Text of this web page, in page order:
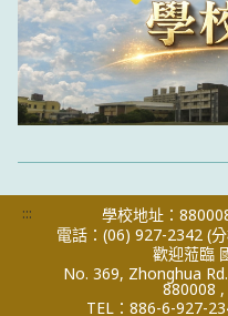
:::
學校地址：
電話：(06) 927-2342 (
歡迎蒞臨
No. 369, Zhonghua
880008 ,
TEL：886-6-927-